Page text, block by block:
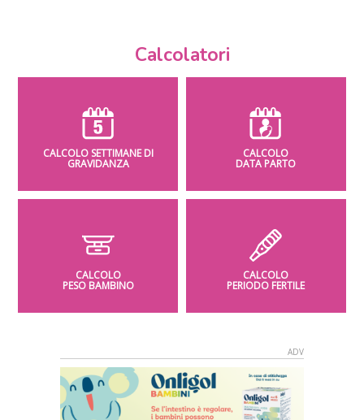
Calcolatori
CALCOLO SETTIMANE DI
GRAVIDANZA
CALCOLO
DATA PARTO
CALCOLO
PESO BAMBINO
CALCOLO
PERIODO FERTILE